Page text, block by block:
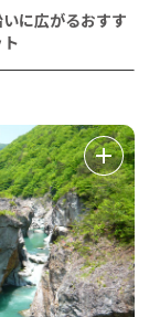
に広がるおすす